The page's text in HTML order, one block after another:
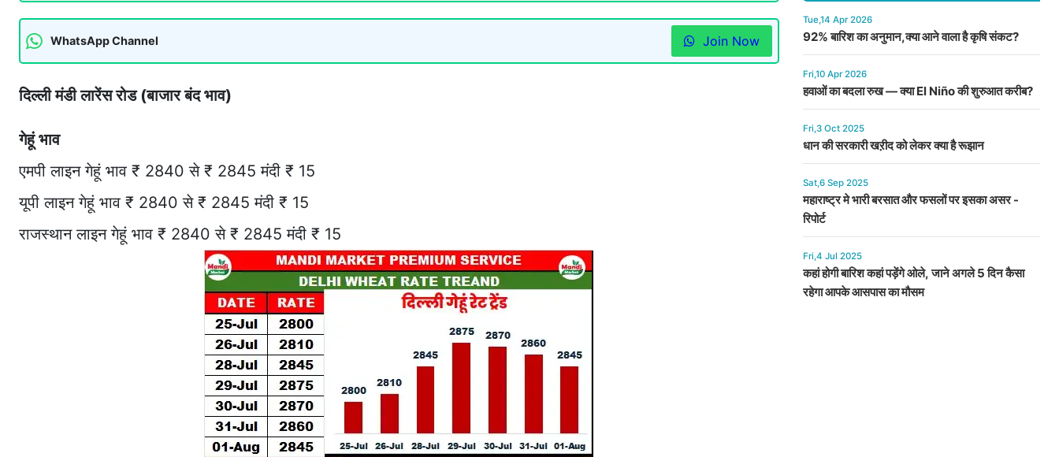
WhatsApp Channel Join Now
दिल्ली मंडी लारेंस रोड (बाजार बंद भाव)
गेहूं भाव
एमपी लाइन गेहूं भाव ₹ 2840 से ₹ 2845 मंदी ₹ 15
यूपी लाइन गेहूं भाव ₹ 2840 से ₹ 2845 मंदी ₹ 15
राजस्थान लाइन गेहूं भाव ₹ 2840 से ₹ 2845 मंदी ₹ 15
Tue,14 Apr 2026
92% बारिश का अनुमान,क्या आने वाला है कृषि संकट?
Fri,10 Apr 2026
हवाओं का बदला रुख — क्या El Niño की शुरुआत करीब?
Fri,3 Oct 2025
धान की सरकारी खऱीद को लेकर क्या है रूझान
Sat,6 Sep 2025
महाराष्ट्र मे भारी बरसात और फसलों पर इसका असर -
रिपोर्ट
Fri,4 Jul 2025
कहां होगी बारिश कहां पड़ेंगे ओले, जाने अगले 5 दिन कैसा
रहेगा आपके आसपास का मौसम